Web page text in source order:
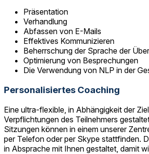
Präsentation
Verhandlung
Abfassen von E-Mails
Effektives Kommunizieren
Beherrschung der Sprache der
Optimierung von Besprechungen
Die Verwendung von NLP in der
Personalisiertes Coaching
Eine ultra-flexible, in Abhängigkeit der
Verpflichtungen des Teilnehmers
Sitzungen können in einem unserer
per Telefon oder per Skype stattfinden.
in Absprache mit Ihnen gestaltet, damit